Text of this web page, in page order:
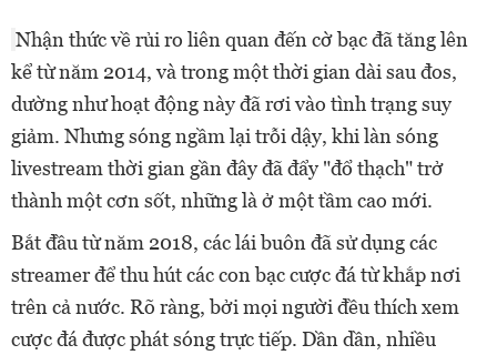
Nhận thức về rủi ro liên quan đến cờ bạc đã tăng lên
kể từ năm 2014, và trong một thời gian dài sau đos,
dường như hoạt động này đã rơi vào tình trạng suy
giảm. Nhưng sóng ngầm lại trỗi dậy, khi làn sóng
livestream thời gian gần đây đã đẩy "đổ thạch" trở
thành một cơn sốt, những là ở một tầm cao mới.
Bắt đầu từ năm 2018, các lái buôn đã sử dụng các
streamer để thu hút các con bạc cược đá từ khắp nơi
trên cả nước. Rõ ràng, bởi mọi người đều thích xem
cược đá được phát sóng trực tiếp. Dần dần, nhiều